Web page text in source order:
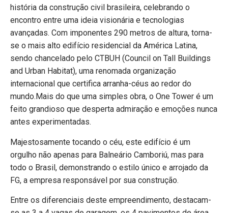
história da construção civil brasileira, celebrando o
encontro entre uma ideia visionária e tecnologias
avançadas. Com imponentes 290 metros de altura, torna-
se o mais alto edifício residencial da América Latina,
sendo chancelado pelo CTBUH (Council on Tall Buildings
and Urban Habitat), uma renomada organização
internacional que certifica arranha-céus ao redor do
mundo.Mais do que uma simples obra, o One Tower é um
feito grandioso que desperta admiração e emoções nunca
antes experimentadas.
Majestosamente tocando o céu, este edifício é um
orgulho não apenas para Balneário Camboriú, mas para
todo o Brasil, demonstrando o estilo único e arrojado da
FG, a empresa responsável por sua construção.
Entre os diferenciais deste empreendimento, destacam-